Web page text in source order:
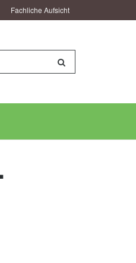
Fachliche Aufsicht